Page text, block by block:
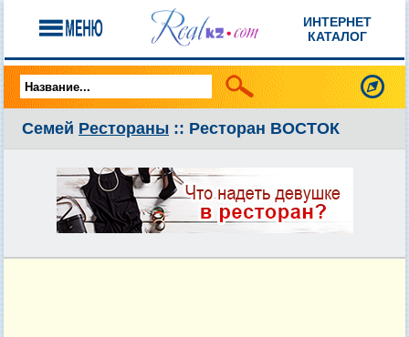
ИНТЕРНЕТ
КАТАЛОГ
Семей Рестораны :: Ресторан ВОСТОК